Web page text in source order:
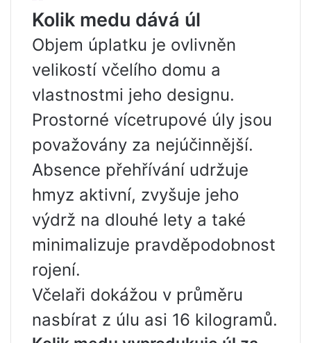
Kolik medu dává úl
Objem úplatku je ovlivněn
velikostí včelího domu a
vlastnostmi jeho designu.
Prostorné vícetrupové úly jsou
považovány za nejúčinnější.
Absence přehřívání udržuje
hmyz aktivní, zvyšuje jeho
výdrž na dlouhé lety a také
minimalizuje pravděpodobnost
rojení.
Včelaři dokážou v průměru
nasbírat z úlu asi 16 kilogramů.